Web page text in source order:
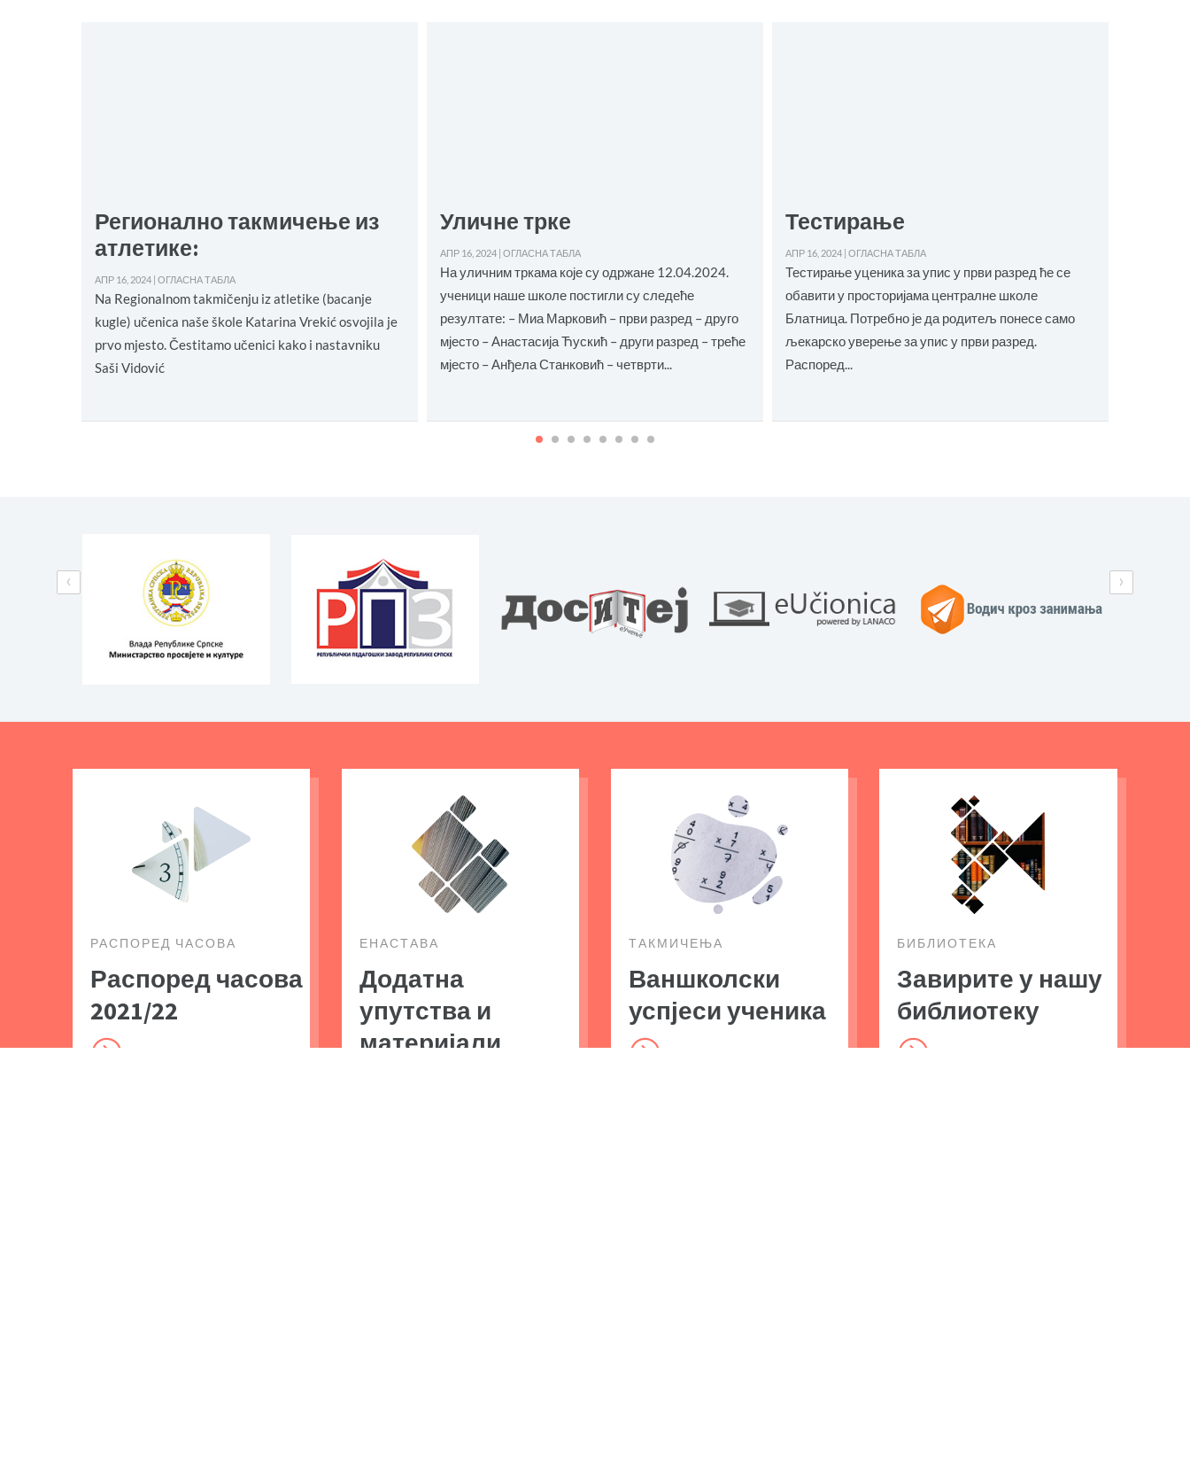
Регионално такмичење из
атлетике:
АПР 16, 2024 | ОГЛАСНА ТАБЛА
Na Regionalnom takmičenju iz atletike (bacanje
kugle) učenica naše škole Katarina Vrekić osvojila je
prvo mjesto. Čestitamo učenici kako i nastavniku
Saši Vidović
Уличне трке
АПР 16, 2024 | ОГЛАСНА ТАБЛА
На уличним тркама које су одржане 12.04.2024.
ученици наше школе постигли су следеће
резултате: – Миа Марковић – први разред – друго
мјесто – Анастасија Ћускић – други разред – треће
мјесто – Анђела Станковић – четврти...
Тестирање
АПР 16, 2024 | ОГЛАСНА ТАБЛА
Тестирање уценика за упис у први разред ће се
обавити у просторијама централне школе
Блатница. Потребно је да родитељ понесе само
љекарско уверење за упис у први разред.
Распоред...
‹ ›
=
РАСПОРЕД ЧАСОВА
Распоред часова
2021/22
ЕНАСТАВА
Додатна
упутства и
материјали
=
ТАКМИЧЕЊА
Ваншколски
успјеси ученика
=
БИБЛИОТЕКА
Завирите у нашу
библиотеку